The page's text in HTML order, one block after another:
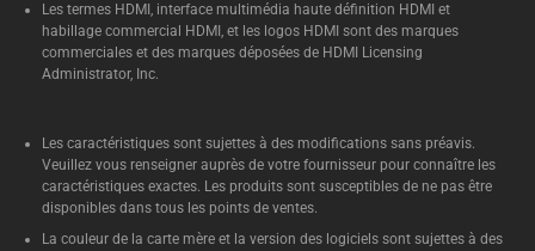
Les termes HDMI, interface multimédia haute définition HDMI et
habillage commercial HDMI, et les logos HDMI sont des marques
commerciales et des marques déposées de HDMI Licensing
Administrator, Inc.
Les caractéristiques sont sujettes à des modifications sans préavis.
Veuillez vous renseigner auprès de votre fournisseur pour connaître les
caractéristiques exactes. Les produits sont susceptibles de ne pas être
disponibles dans tous les points de ventes.
La couleur de la carte mère et la version des logiciels sont sujettes à des